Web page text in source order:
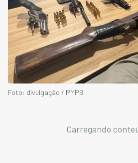
Foto: divulgação / PMPB
Carregando